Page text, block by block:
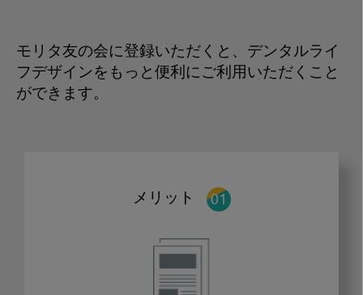
モリタ友の会に登録いただくと、デンタルライ
フデザインをもっと便利にご利用いただくこと
ができます。
メリット